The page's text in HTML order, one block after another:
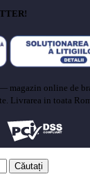
magazin online de
Livrarea in toata
Căutați